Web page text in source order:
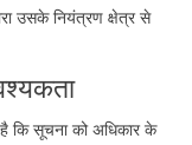
उसके नियंत्रण क्षेत्र से
कि सूचना को अधिकार के